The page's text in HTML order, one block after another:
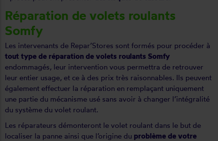
Réparation de volets roulants
Somfy
Les intervenants de Repar’Stores sont formés pour procéder à
tout type de réparation de volets roulants Somfy
endommagés, leur intervention vous permettra de retrouver
leur entier usage, et ce à des prix très raisonnables. Ils peuvent
également effectuer la réparation en remplaçant uniquement
une partie du mécanisme usé sans avoir à changer l’intégralité
du système du volet roulant.
Les réparateurs démonteront le volet roulant dans le but de
localiser la panne ainsi que l’origine du problème de votre